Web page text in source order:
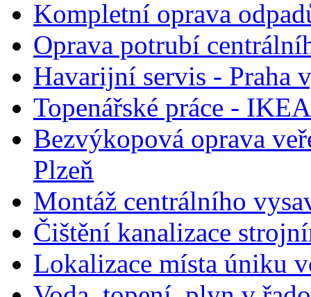
Kompletní oprava
Oprava potrubí
Havarijní servis - Praha
Topenářské práce -
Bezvýkopová oprava
Plzeň
Montáž centrálního
Čištění kanalizace
Lokalizace místa úniku